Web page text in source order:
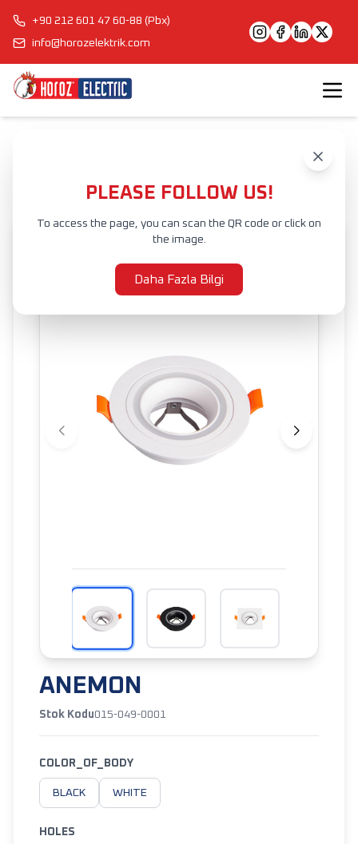
+90 212 601 47 60-88 (Pbx)
info@horozelektrik.com
PLEASE FOLLOW US!
To access the page, you can scan the QR code or click on
the image.
Daha Fazla Bilgi
ANEMON
Stok Kodu015-049-0001
COLOR_OF_BODY
BLACK WHITE
HOLES